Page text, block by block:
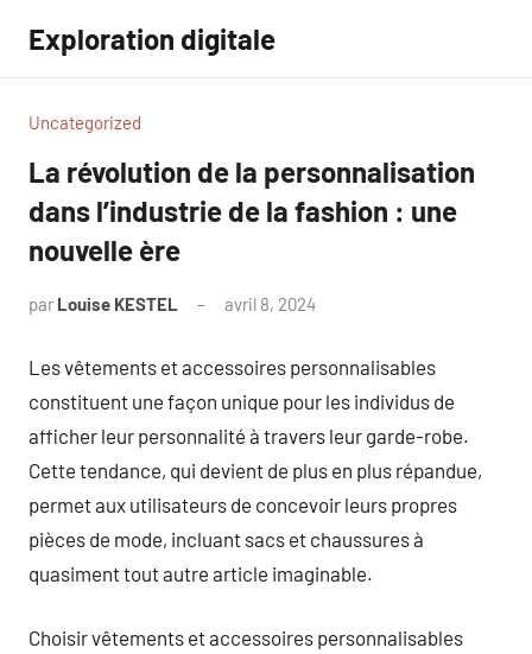
contenu
Exploration digitale
Uncategorized
La révolution de la personnalisation
dans l’industrie de la fashion : une
nouvelle ère
par Louise KESTEL avril 8, 2024
Les vêtements et accessoires personnalisables
constituent une façon unique pour les individus de
afficher leur personnalité à travers leur garde-robe.
Cette tendance, qui devient de plus en plus répandue,
permet aux utilisateurs de concevoir leurs propres
pièces de mode, incluant sacs et chaussures à
quasiment tout autre article imaginable.
Choisir vêtements et accessoires personnalisables